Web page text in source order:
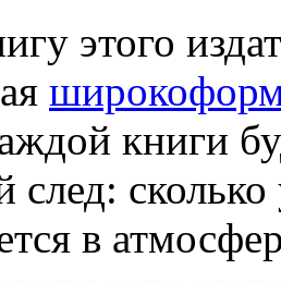
этого
книги
сколько
в